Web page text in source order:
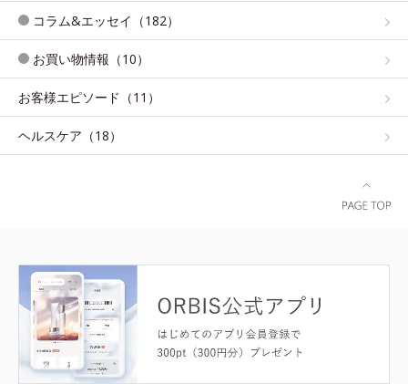
コラム&エッセイ（182）
お買い物情報（10）
お客様エピソード（11）
ヘルスケア（18）